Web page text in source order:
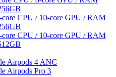
CPU / 10-core GPU / RAM
CPU / 10-core GPU / RAM
Airpods 4 ANC
Airpods Pro 3